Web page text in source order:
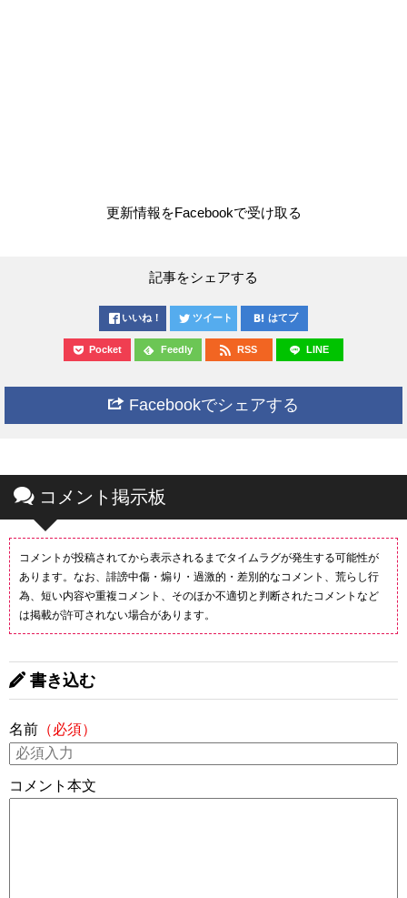
更新情報をFacebookで受け取る
記事をシェアする
いいね！ ツイート はてブ
Pocket Feedly RSS LINE
Facebookでシェアする
コメント掲示板
コメントが投稿されてから表示されるまでタイムラグが発生する可能性が
あります。なお、誹謗中傷・煽り・過激的・差別的なコメント、荒らし行
為、短い内容や重複コメント、そのほか不適切と判断されたコメントなど
は掲載が許可されない場合があります。
書き込む
名前 （必須）
コメント本文